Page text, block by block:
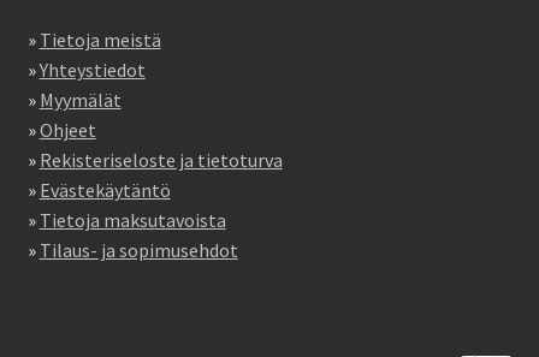
» Tietoja meistä
»Yhteystiedot
» Myymälät
»Ohjeet
» Rekisteriseloste ja tietoturva
» Evästekäytäntö
» Tietoja maksutavoista
» Tilaus- ja sopimusehdot